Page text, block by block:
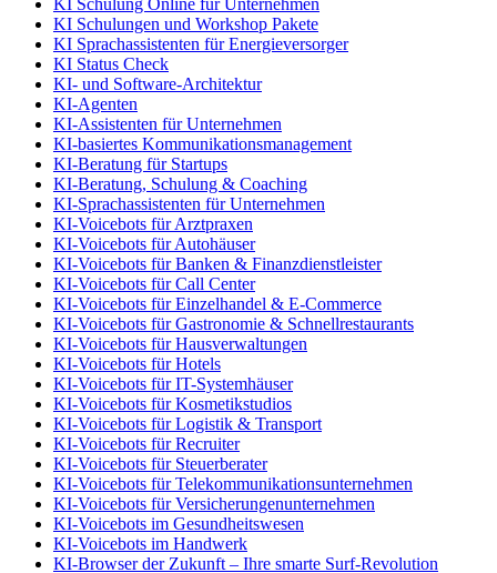
KI Schulungen und Workshop Pakete
KI Sprachassistenten für Energieversorger
KI Status Check
KI- und Software-Architektur
KI-Agenten
KI-Assistenten für Unternehmen
KI-basiertes Kommunikationsmanagement
KI-Beratung für Startups
KI-Beratung, Schulung & Coaching
KI-Sprachassistenten für Unternehmen
KI-Voicebots für Arztpraxen
KI-Voicebots für Autohäuser
KI-Voicebots für Banken & Finanzdienstleister
KI-Voicebots für Call Center
KI-Voicebots für Einzelhandel & E-Commerce
KI-Voicebots für Gastronomie & Schnellrestaurants
KI-Voicebots für Hausverwaltungen
KI-Voicebots für Hotels
KI-Voicebots für IT-Systemhäuser
KI-Voicebots für Kosmetikstudios
KI-Voicebots für Logistik & Transport
KI-Voicebots für Recruiter
KI-Voicebots für Steuerberater
KI-Voicebots für Telekommunikationsunternehmen
KI-Voicebots für Versicherungenunternehmen
KI-Voicebots im Gesundheitswesen
KI-Voicebots im Handwerk
KI‑Browser der Zukunft – Ihre smarte Surf‑Revolution